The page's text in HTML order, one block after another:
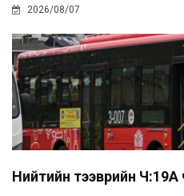
2026/08/07
Нийтийн тээврийн Ч:19А